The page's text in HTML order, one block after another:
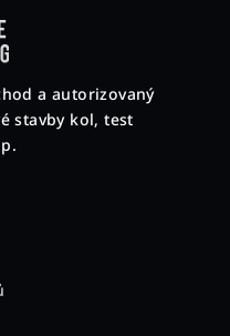
a autorizovaný
stavby kol, test